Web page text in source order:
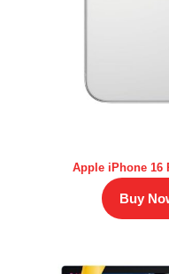
Apple iPhone 16
Buy